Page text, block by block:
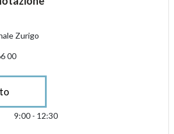
Zurigo
00
venerdì 09:00 - 12:30
9:00 - 12:30